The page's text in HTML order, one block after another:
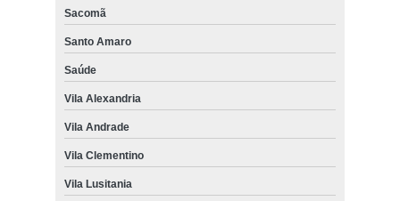
Sacomã
Santo Amaro
Saúde
Vila Alexandria
Vila Andrade
Vila Clementino
Vila Lusitania